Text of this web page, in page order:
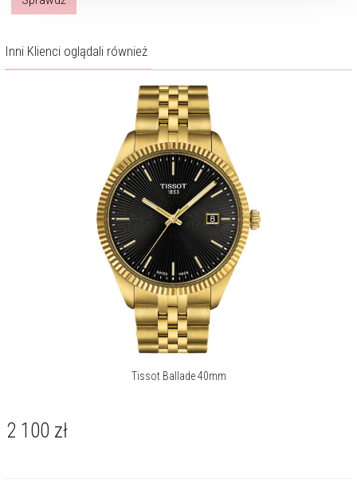
Inni Klienci oglądali również
Tissot Ballade 40mm
2 100 zł